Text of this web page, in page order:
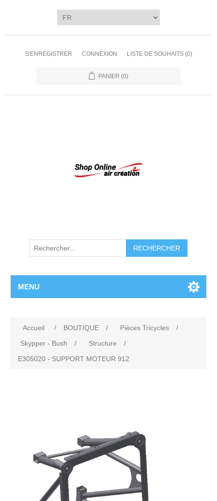
S'ENREGISTRER CONNEXION LISTE DE SOUHAITS (0)
PANIER (0)
RECHERCHER
MENU
Accueil / BOUTIQUE / Pièces Tricycles
/
Skypper - Bush
/ Structure
/
E305020 - SUPPORT MOTEUR 912